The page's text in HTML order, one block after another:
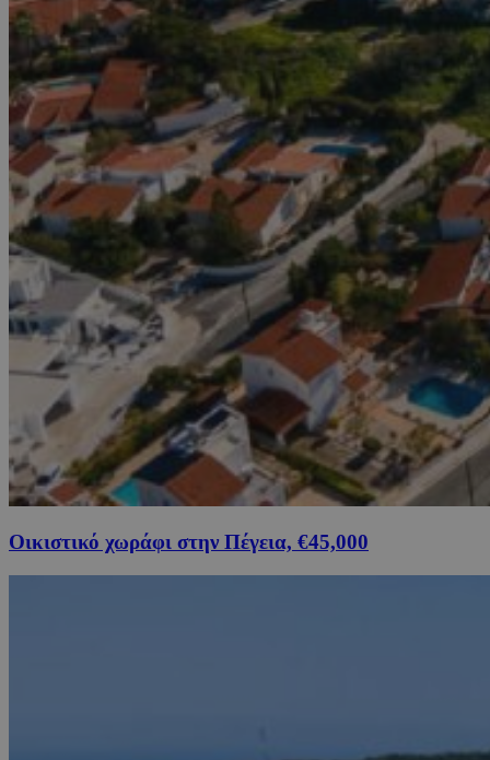
Οικιστικό χωράφι στην Πέγεια, €45,000